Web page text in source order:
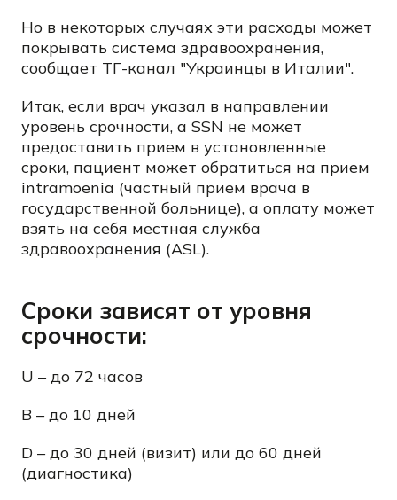
Но в некоторых случаях эти расходы может
покрывать система здравоохранения,
сообщает ТГ-канал "Украинцы в Италии".
Итак, если врач указал в направлении
уровень срочности, а SSN не может
предоставить прием в установленные
сроки, пациент может обратиться на прием
intramoenia (частный прием врача в
государственной больнице), а оплату может
взять на себя местная служба
здравоохранения (ASL).
Сроки зависят от уровня
срочности:
U – до 72 часов
B – до 10 дней
D – до 30 дней (визит) или до 60 дней
(диагностика)